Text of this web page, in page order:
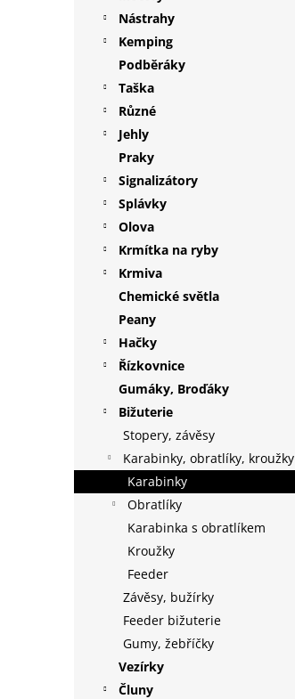
Nástrahy
Kemping
Podběráky
Taška
Různé
Jehly
Praky
Signalizátory
Splávky
Olova
Krmítka na ryby
Krmiva
Chemické světla
Peany
Hačky
Řízkovnice
Gumáky, Broďáky
Bižuterie
Stopery, závěsy
Karabinky, obratlíky, kroužky
Karabinky
Obratlíky
Karabinka s obratlíkem
Kroužky
Feeder
Závěsy, bužírky
Feeder bižuterie
Gumy, žebříčky
Vezírky
Čluny